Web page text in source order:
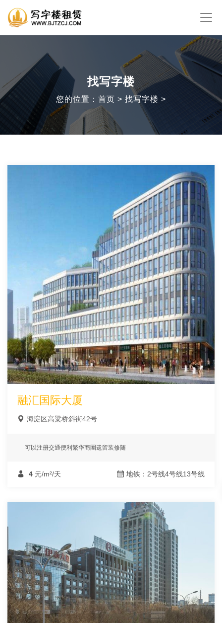
找写字楼
您的位置：首页 > 找写字楼 >
融汇国际大厦
海淀区高粱桥斜街42号
可以注册交通便利繁华商圈遗留装修随
4 元/m²/天 地铁：2号线4号线13号线